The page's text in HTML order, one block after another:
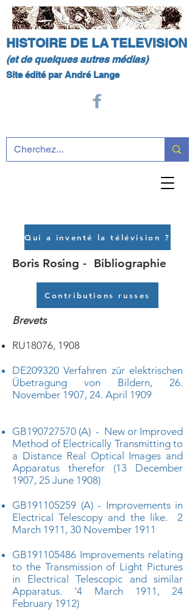
HISTOIRE DE LA TELEVISION
(et de quelques autres médias)
Site édité par André Lange
Qui a inventé la télévision ?
Boris Rosing - Bibliographie
Contributions russes
Brevets
RU18076, 1908
DE209320 Verfahren zür elektrischen
Übetragung von Bildern, 26.
November 1907, 24. April 1909
GB190727570 (A) - New or Improved
Method of Electrically Transmitting to
a Distance Real Optical Images and
Apparatus therefor (13 December
1907, 25 June 1908)
GB191105259 (A) - Improvements in
Electrical Telescopy and the like. 2
March 1911, 30 November 1911
GB191105486 Improvements relating
to the Transmission of Light Pictures
in Electrical Telescopic and similar
Apparatus. '4 March 1911, 24
February 1912)